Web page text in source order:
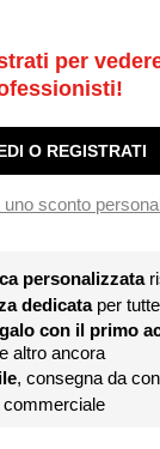
per
O REGISTRATI
uno sconto
personalizzata
dedicataper
con il primo
altro ancora
, consegna da
commerciale